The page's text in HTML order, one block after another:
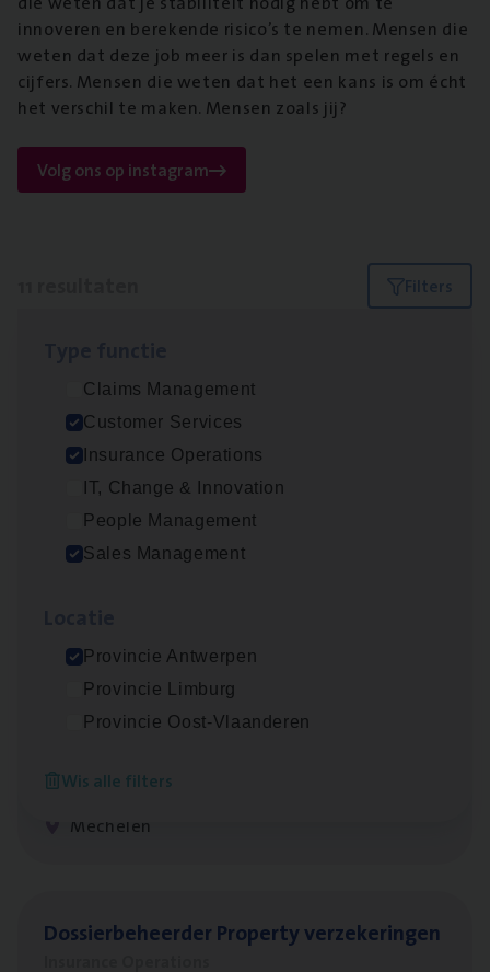
innoveren en berekende risico’s te nemen. Mensen die
weten dat deze job meer is dan spelen met regels en
cijfers. Mensen die weten dat het een kans is om écht
het verschil te maken. Mensen zoals jij?
Volg ons op instagram
Filters
Claims Management
Customer Services
Insurance Operations
IT, Change & Innovation
People Management
Sales Management
Provincie Antwerpen
Provincie Limburg
Provincie Oost-Vlaanderen
Wis alle filters
Insu­ran­ce Bro­ker Trans­port
Antwerpen
Dos­sier­be­heer­der Gewaar­borgd Inkomen
Dos­sier­be­heer­der Onder­ne­min­gen Van­b­
Insurance Operations
Mechelen
Dos­sier­be­heer­der Pro­per­ty verzekeringen